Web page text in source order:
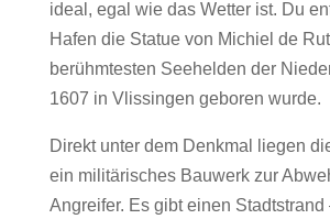
ideal, egal wie das Wetter ist. Du
Hafen die Statue von Michiel de
berühmtesten Seehelden der
1607 in Vlissingen geboren wurde.
Direkt unter dem Denkmal liegen
ein militärisches Bauwerk zur
Angreifer. Es gibt einen